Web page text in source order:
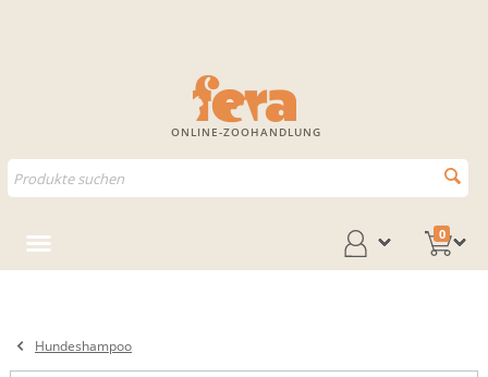
ONLINE-ZOOHANDLUNG
0
Hundeshampoo